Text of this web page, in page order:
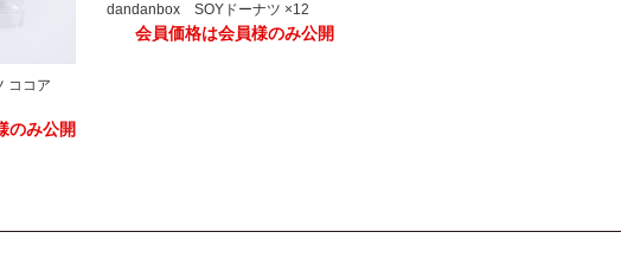
ココア
のみ公開
dandanbox SOYドーナツ ×12
会員価格は会員様のみ公開